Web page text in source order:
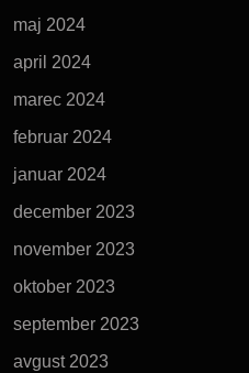
maj 2024
april 2024
marec 2024
februar 2024
januar 2024
december 2023
november 2023
oktober 2023
september 2023
avgust 2023